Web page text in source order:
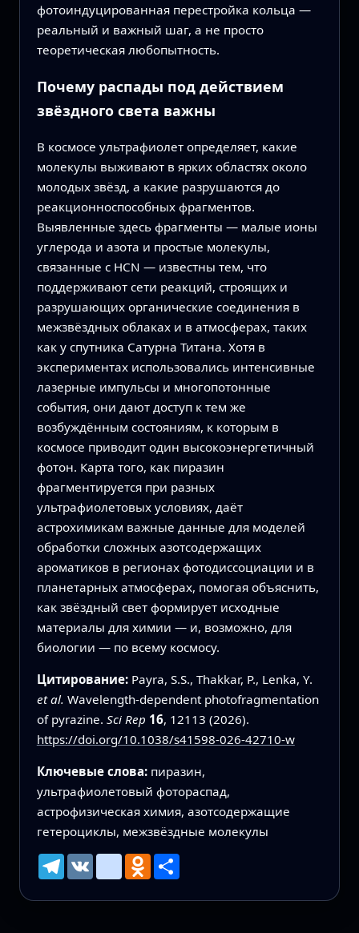
фотоиндуцированная перестройка кольца —
реальный и важный шаг, а не просто
теоретическая любопытность.
Почему распады под действием
звёздного света важны
В космосе ультрафиолет определяет, какие
молекулы выживают в ярких областях около
молодых звёзд, а какие разрушаются до
реакционноспособных фрагментов.
Выявленные здесь фрагменты — малые ионы
углерода и азота и простые молекулы,
связанные с HCN — известны тем, что
поддерживают сети реакций, строящих и
разрушающих органические соединения в
межзвёздных облаках и в атмосферах, таких
как у спутника Сатурна Титана. Хотя в
экспериментах использовались интенсивные
лазерные импульсы и многопотонные
события, они дают доступ к тем же
возбуждённым состояниям, к которым в
космосе приводит один высокоэнергетичный
фотон. Карта того, как пиразин
фрагментируется при разных
ультрафиолетовых условиях, даёт
астрохимикам важные данные для моделей
обработки сложных азотсодержащих
ароматиков в регионах фотодиссоциации и в
планетарных атмосферах, помогая объяснить,
как звёздный свет формирует исходные
материалы для химии — и, возможно, для
биологии — по всему космосу.
Цитирование: Payra, S.S., Thakkar, P., Lenka, Y.
et al. Wavelength-dependent photofragmentation
of pyrazine. Sci Rep 16, 12113 (2026).
https://doi.org/10.1038/s41598-026-42710-w
Ключевые слова: пиразин,
ультрафиолетовый фотораспад,
астрофизическая химия, азотсодержащие
гетероциклы, межзвёздные молекулы
Telegram
VK mailruOdnoklassniki
Ресурс